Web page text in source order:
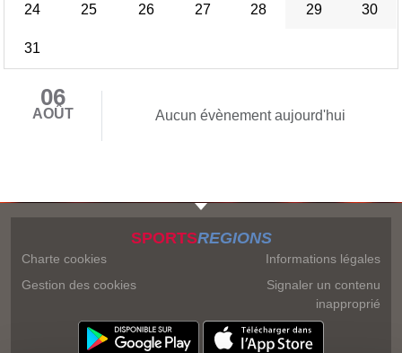
24 25 26 27 28 29 30
31
06
AOÛT Aucun évènement aujourd'hui
SPORTSREGIONS
Charte cookies
Gestion des cookies
Informations légales
Signaler un contenu
inapproprié